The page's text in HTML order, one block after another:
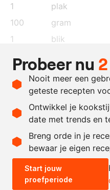
1 plak
100
gram
1
blik
100
gram
naar
Recept omrekenen
-
0.5x 1x 2x
Probeer nu
Nooit meer een
geteste recepten
Ontwikkel je
date met trends en
Breng orde in je
bewaar je eigen
Start jouw
proefperiode